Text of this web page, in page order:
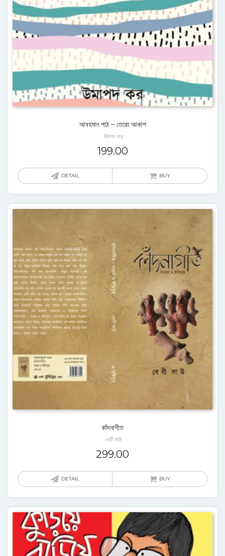
আবহমান পাঠ – তেরো আকাশ
উমাপদ কর
199.00
DETAIL BUY
কাঁদনাগীত
বেবী সাউ
299.00
DETAIL BUY